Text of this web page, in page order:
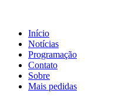
Início
Notícias
Programação
Contato
Sobre
Mais pedidas